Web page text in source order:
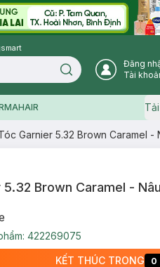
Search icon
Đăng
Tài
Garnier 5.32 Brown Caramel -
Brown Caramel -
422269075
KẾT THÚC TRONG 0